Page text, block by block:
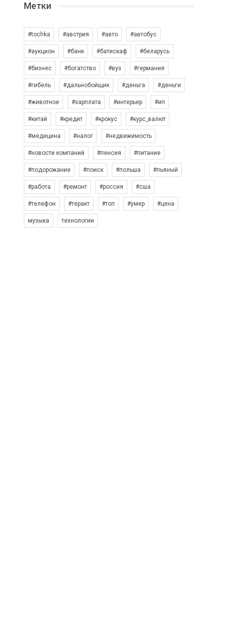
Метки
#tochka #австрия #авто #автобус
#аукцион #банк #батискаф #беларусь
#бизнес #богатство #вуз #германия
#гибель #дальнобойщик #деньга #деньги
#животное #зарплата #интерьер #ип
#китай #кредит #крокус #курс_валют
#медицина #налог #недвижимость
#новости компаний #пенсия #питание
#подорожание #поиск #польша #пьяный
#работа #ремонт #россия #сша
#телефон #теракт #топ #умер #цена
музыка технологии